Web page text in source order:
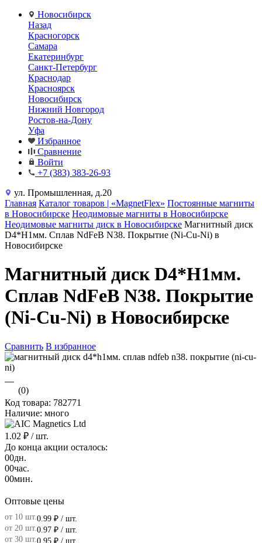
Новосибирск
Назад
Красногорск
Самара
Екатеринбург
Санкт-Петербург
Краснодар
Красноярск
Новосибирск
Нижний Новгород
Ростов-на-Дону
Уфа
Избранное
Сравнение
Войти
+7 (383) 383-26-93
ул. Промышленная, д.20
Главная Каталог товаров | «MagnetFlex» Постоянные магниты
в Новосибирске Неодимовые магниты в Новосибирске
Неодимовые магниты диск в Новосибирске Магнитный диск
D4*H1мм. Сплав NdFeB N38. Покрытие (Ni-Cu-Ni) в
Новосибирске
Магнитный диск D4*H1мм.
Сплав NdFeB N38. Покрытие
(Ni-Cu-Ni) в Новосибирске
Сравнить В избранное
(0)
Код товара: 782771
Наличие: много
1.02 ₽ / шт.
До конца акции осталось:
00дн.
00час.
00мин.
Оптовые цены
от 10 шт. 0.99 ₽ / шт.
от 20 шт. 0.97 ₽ / шт.
от 30 шт. 0.95 ₽ / шт.